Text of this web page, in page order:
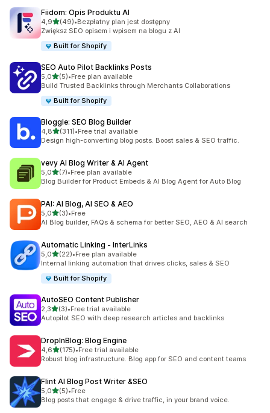
Fiidom: Opis Produktu AI
4,9na 5 gwiazdek
(49)
Łączna liczba recenzji: 49
•Bezpłatny plan jest dostępny
Zwiększ SEO opisem i wpisem na blogu z AI
Built for Shopify
SEO Auto Pilot Backlinks Posts
5,0na 5 gwiazdek
(5)
Łączna liczba recenzji: 5
•Free plan available
Build Trusted Backlinks through Merchants Collaborations
Built for Shopify
Bloggle: SEO Blog Builder
4,8na 5 gwiazdek
(311)
Łączna liczba recenzji: 311
•Free trial available
Design high-converting blog posts. Boost sales & SEO traffic.
vevy AI Blog Writer & AI Agent
5,0na 5 gwiazdek
(7)
Łączna liczba recenzji: 7
•Free plan available
Blog Builder for Product Embeds & AI Blog Agent for Auto Blog
PAI: AI Blog, AI SEO & AEO
5,0na 5 gwiazdek
(3)
Łączna liczba recenzji: 3
•Free
AI Blog builder, FAQs & schema for better SEO, AEO & AI search
Automatic Linking ‑ InterLinks
5,0na 5 gwiazdek
(22)
Łączna liczba recenzji: 22
•Free plan available
Internal linking automation that drives clicks, sales & SEO
Built for Shopify
AutoSEO Content Publisher
2,3na 5 gwiazdek
(3)
Łączna liczba recenzji: 3
•Free trial available
Autopilot SEO with deep research articles and backlinks
DropInBlog: Blog Engine
4,6na 5 gwiazdek
(175)
Łączna liczba recenzji: 175
•Free trial available
Robust blog infrastructure. Blog app for SEO and content teams
Flint AI Blog Post Writer &SEO
5,0na 5 gwiazdek
(5)
Łączna liczba recenzji: 5
•Free
Blog posts that engage & drive traffic, in your brand voice.